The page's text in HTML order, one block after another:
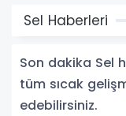
Sel Haberleri
Son dakika Sel
tüm sıcak
edebilirsiniz.